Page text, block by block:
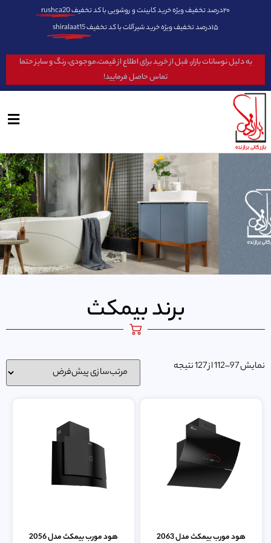
۲۰درصد تخفیف ویژه خرید کابینت و روشویی با کد تخفیف
rushca20
۱۵درصد تخفیف ویژه خرید شیرآلات با کد تخفیف
shiralaat15
به دلیل نوسانات بازار، قبل از خرید برای اطلاع از قیمت،موجودی، رنگ و سایز حتما
تماس حاصل فرمایید!
برند بیمکث
نمایش 97–112 از 127 نتیجه
هود مورب بیمکث مدل 2063 هود مورب بیمکث مدل 2056